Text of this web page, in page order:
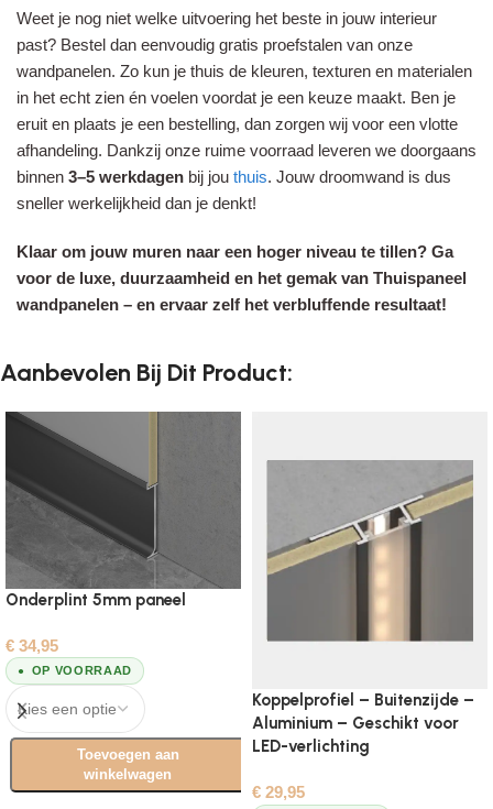
Weet je nog niet welke uitvoering het beste in jouw interieur
past? Bestel dan eenvoudig gratis proefstalen van onze
wandpanelen. Zo kun je thuis de kleuren, texturen en materialen
in het echt zien én voelen voordat je een keuze maakt. Ben je
eruit en plaats je een bestelling, dan zorgen wij voor een vlotte
afhandeling. Dankzij onze ruime voorraad leveren we doorgaans
binnen 3–5 werkdagen bij jou thuis. Jouw droomwand is dus
sneller werkelijkheid dan je denkt!
Klaar om jouw muren naar een hoger niveau te tillen? Ga
voor de luxe, duurzaamheid en het gemak van Thuispaneel
wandpanelen – en ervaar zelf het verbluffende resultaat!
Aanbevolen Bij Dit Product:
Onderplint 5mm paneel
€ 34,95
OP VOORRAAD
Toevoegen aan
winkelwagen
Koppelprofiel – Buitenzijde –
Aluminium – Geschikt voor
LED-verlichting
€ 29,95